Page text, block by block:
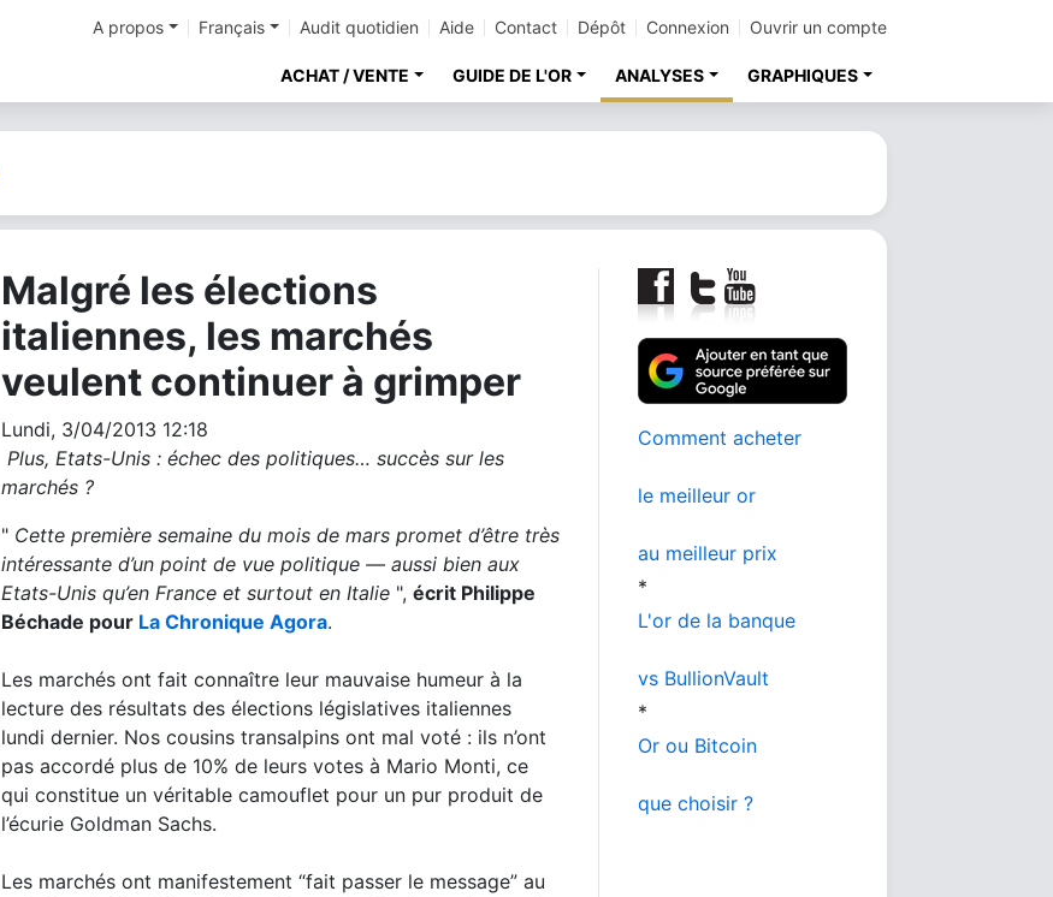
A propos Français Audit quotidien Aide Contact Dépôt Connexion Ouvrir un compte
ACHAT / VENTE GUIDE DE L'OR ANALYSES GRAPHIQUES
Malgré les élections
italiennes, les marchés
veulent continuer à grimper
Lundi, 3/04/2013 12:18
Plus, Etats-Unis : échec des politiques… succès sur les
marchés ?
" Cette première semaine du mois de mars promet d’être très
intéressante d’un point de vue politique — aussi bien aux
Etats-Unis qu’en France et surtout en Italie ", écrit Philippe
Béchade pour La Chronique Agora.
Les marchés ont fait connaître leur mauvaise humeur à la
lecture des résultats des élections législatives italiennes
lundi dernier. Nos cousins transalpins ont mal voté : ils n’ont
pas accordé plus de 10% de leurs votes à Mario Monti, ce
qui constitue un véritable camouflet pour un pur produit de
l’écurie Goldman Sachs.
Les marchés ont manifestement “fait passer le message” au
Comment acheter
le meilleur or
au meilleur prix
*
L'or de la banque
vs BullionVault
*
Or ou Bitcoin
que choisir ?